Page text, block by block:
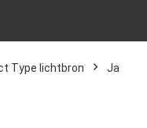
Type lichtbron ‎Ja